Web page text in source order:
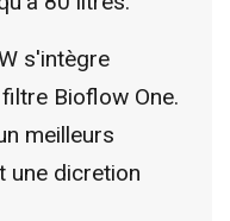
s'intègre
Bioflow One.
meilleurs
une dicretion